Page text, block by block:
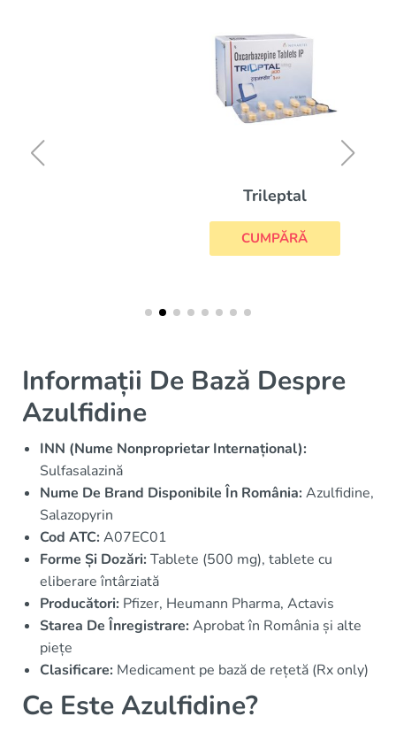
Informații De Bază Despre
Azulfidine
INN (Nume Nonproprietar Internațional):
Sulfasalazină
Nume De Brand Disponibile În România:Azulfidine,
Salazopyrin
Cod ATC:A07EC01
Forme Și Dozări:Tablete (500 mg), tablete cu
eliberare întârziată
Producători: Pfizer, Heumann Pharma, Actavis
Starea De Înregistrare:Aprobat în România și alte
piețe
Clasificare: Medicament pe bază de rețetă (Rx only)
Ce Este Azulfidine?